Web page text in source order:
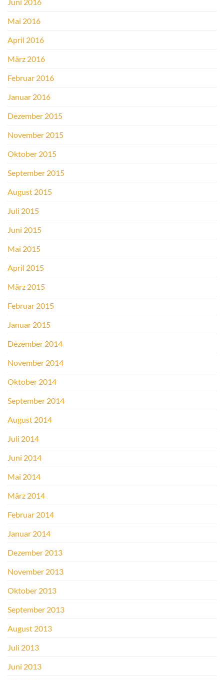
Juni 2016
Mai 2016
April 2016
März 2016
Februar 2016
Januar 2016
Dezember 2015
November 2015
Oktober 2015
September 2015
August 2015
Juli 2015
Juni 2015
Mai 2015
April 2015
März 2015
Februar 2015
Januar 2015
Dezember 2014
November 2014
Oktober 2014
September 2014
August 2014
Juli 2014
Juni 2014
Mai 2014
März 2014
Februar 2014
Januar 2014
Dezember 2013
November 2013
Oktober 2013
September 2013
August 2013
Juli 2013
Juni 2013